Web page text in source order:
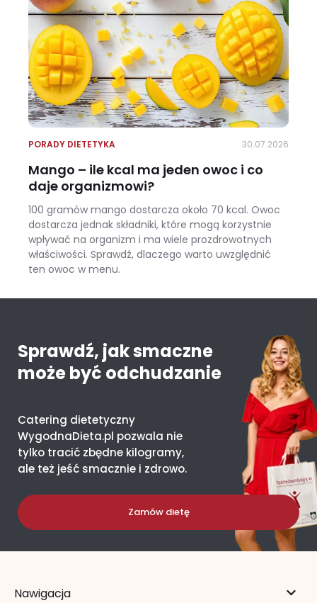
PORADY DIETETYKA 30.07.2026
Mango – ile kcal ma jeden owoc i co
daje organizmowi?
100 gramów mango dostarcza około 70 kcal. Owoc
dostarcza jednak składniki, które mogą korzystnie
wpływać na organizm i ma wiele prozdrowotnych
właściwości. Sprawdź, dlaczego warto uwzględnić
ten owoc w menu.
Sprawdź, jak smaczne
może być odchudzanie
Catering dietetyczny
WygodnaDieta.pl pozwala nie
tylko tracić zbędne kilogramy,
ale też jeść smacznie i zdrowo.
Zamów dietę
Nawigacja